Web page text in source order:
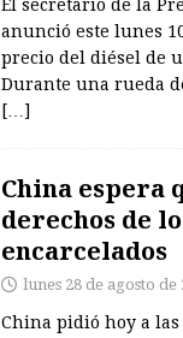
El secretario de la
anunció este lunes
precio del diésel de
Durante una rueda
[…]
China espera
derechos de
encarcelados
lunes 28 de agosto de
China pidió hoy a